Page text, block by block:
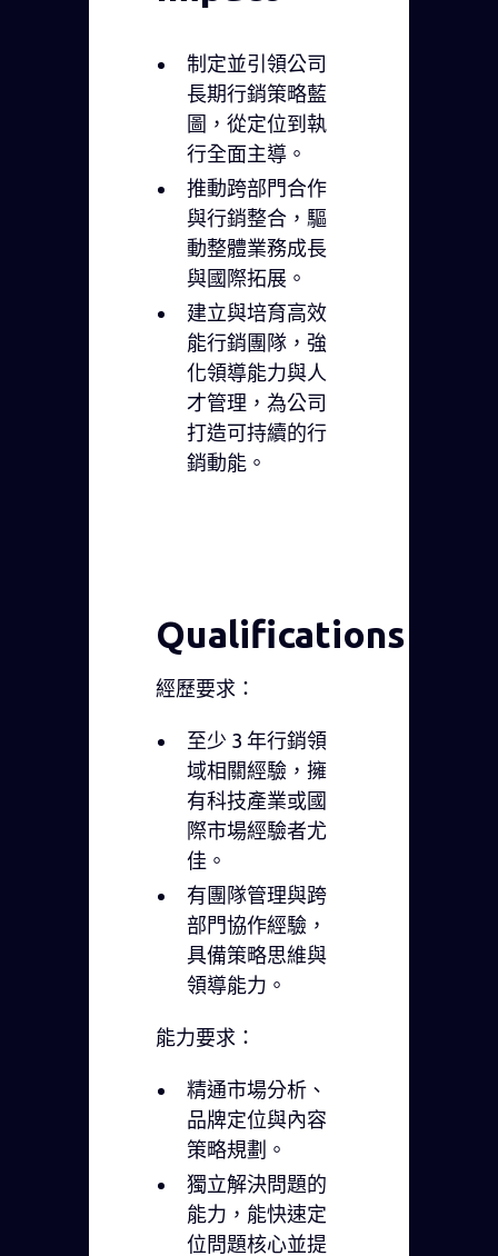
制定並引領公司
長期行銷策略藍
圖，從定位到執
行全面主導。
推動跨部門合作
與行銷整合，驅
動整體業務成長
與國際拓展。
建立與培育高效
能行銷團隊，強
化領導能力與人
才管理，為公司
打造可持續的行
銷動能。
Qualifications
經歷要求：
至少 3 年行銷領
域相關經驗，擁
有科技產業或國
際市場經驗者尤
佳。
有團隊管理與跨
部門協作經驗，
具備策略思維與
領導能力。
能力要求：
精通市場分析、
品牌定位與內容
策略規劃。
獨立解決問題的
能力，能快速定
位問題核心並提